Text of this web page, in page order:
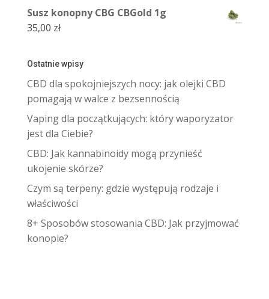
Susz konopny CBG CBGold 1g
35,00 zł
Ostatnie wpisy
CBD dla spokojniejszych nocy: jak olejki CBD
pomagają w walce z bezsennością
Vaping dla początkujących: który waporyzator
jest dla Ciebie?
CBD: Jak kannabinoidy mogą przynieść
ukojenie skórze?
Czym są terpeny: gdzie występują rodzaje i
właściwości
8+ Sposobów stosowania CBD: Jak przyjmować
konopie?